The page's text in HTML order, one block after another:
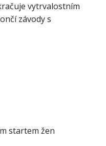
vytrvalostním
závody s
startem žen